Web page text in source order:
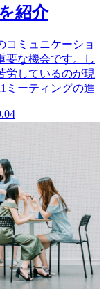
紹介
コミュニケーショ
要な機会です。し
労しているのが現
ミーティングの進